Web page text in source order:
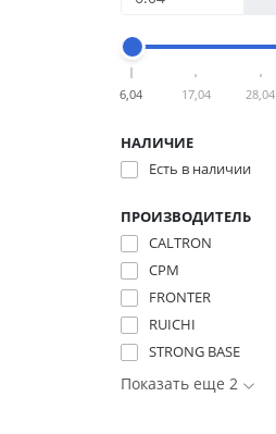
6,04 17,04 28,04
НАЛИЧИЕ
Есть в наличии
ПРОИЗВОДИТЕЛЬ
CALTRON
CPM
FRONTER
RUICHI
STRONG BASE
Показать еще 2